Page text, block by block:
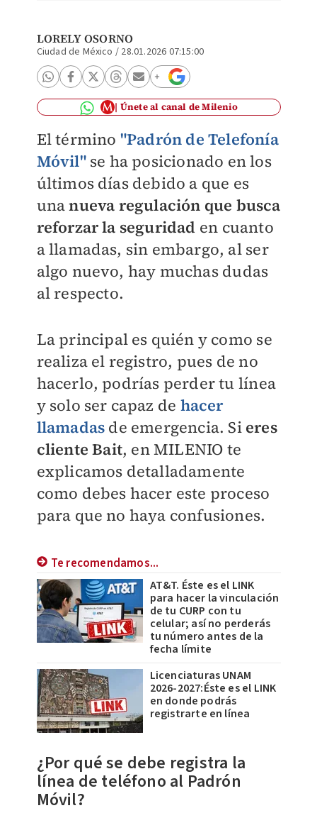
LORELY OSORNO
Ciudad de México / 28.01.2026 07:15:00
Únete al canal de Milenio
El término "Padrón de Telefonía
Móvil"se ha posicionado en los
últimos días debido a que es
unanueva regulación que busca
reforzar la seguridad en cuanto
a llamadas, sin embargo, al ser
algo nuevo, hay muchas dudas
al respecto.
La principal es quién y como se
realiza el registro, pues de no
hacerlo, podrías perder tu línea
y solo ser capaz de hacer
llamadas de emergencia. Si eres
cliente Bait, enMILENIO te
explicamos detalladamente
como debes hacer este proceso
para que no haya confusiones.
Te recomendamos...
AT&T. Éste es el LINK
para hacer la vinculación
de tu CURP con tu
celular; así no perderás
tu número antes de la
fecha límite
Licenciaturas UNAM
2026-2027:Éste es el LINK
en donde podrás
registrarte en línea
¿Por qué se debe registra la
línea de teléfono al Padrón
Móvil?